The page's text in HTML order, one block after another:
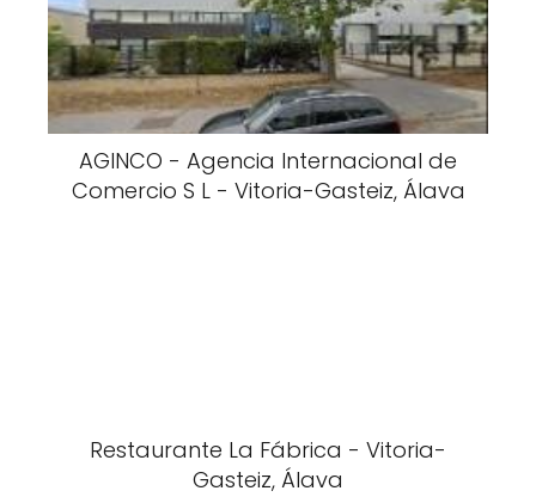
AGINCO - Agencia Internacional de
Comercio S L - Vitoria-Gasteiz, Álava
Restaurante La Fábrica - Vitoria-
Gasteiz, Álava